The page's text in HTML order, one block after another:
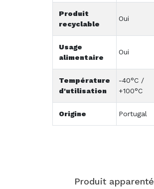
Produit
recyclable
Oui
Usage
alimentaire
Oui
Température
d'utilisation
-40°C /
+100°C
Origine Portugal
Produit apparenté